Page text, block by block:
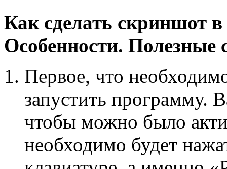
Как сделать скриншот
Особенности. Полезные
Первое, что
запустить программу.
чтобы можно было
необходимо будет